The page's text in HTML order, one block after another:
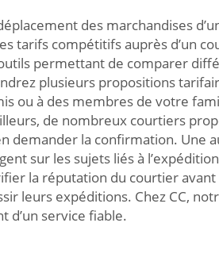
des marchandises
tarifs compétitifs auprès d’un
permettant de comparer
plusieurs propositions
ou à des membres de votre
de nombreux courtiers
demander la confirmation. Une
sur les sujets liés à
la réputation du courtier
leurs expéditions. Chez CC,
d’un service fiable.